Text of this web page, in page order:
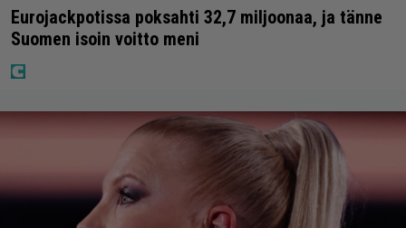
Eurojackpotissa poksahti 32,7 miljoonaa, ja tänne
Suomen isoin voitto meni